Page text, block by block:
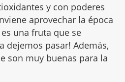
y con poderes
aprovechar la época
una fruta que se
dejemos pasar! Además,
son muy buenas para la